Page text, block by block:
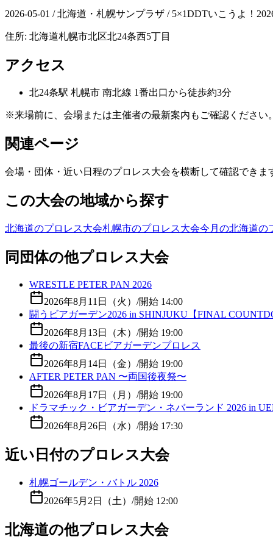
2026-05-01 / 北海道・札幌サンプラザ / 5×1DDTいこうよ！
住所: 北海道札幌市北区北24条西5丁目
アクセス
北24条駅 札幌市 南北線 1番出口から徒歩約3分
※来場前に、会場または主催者の最新案内もご確認ください。
関連ページ
会場・団体・近い日程のプロレス大会を横断して確認できま
この大会の地域から探す
北海道のプロレス大会札幌市のプロレス大会今月の北海道の
同団体の他プロレス大会
WRESTLE PETER PAN 2026
2026年8月11日（火） /開始 14:00
闘うビアガーデン2026 in SHINJUKU【FINAL
2026年8月13日（木） /開始 19:00
最後の新宿FACEビアガーデンプロレス
2026年8月14日（金） /開始 19:00
AFTER PETER PAN 〜両国後夜祭〜
2026年8月17日（月） /開始 19:00
ドラマチック・ビアガーデン・ネバーランド 2026 in
2026年8月26日（水） /開始 17:30
近い日付のプロレス大会
札幌ゴールデン・バトル 2026
2026年5月2日（土） /開始 12:00
北海道の他プロレス大会